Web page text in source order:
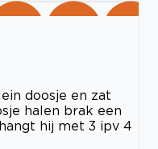
doosje en zat
halen brak een
hij met 3 ipv 4